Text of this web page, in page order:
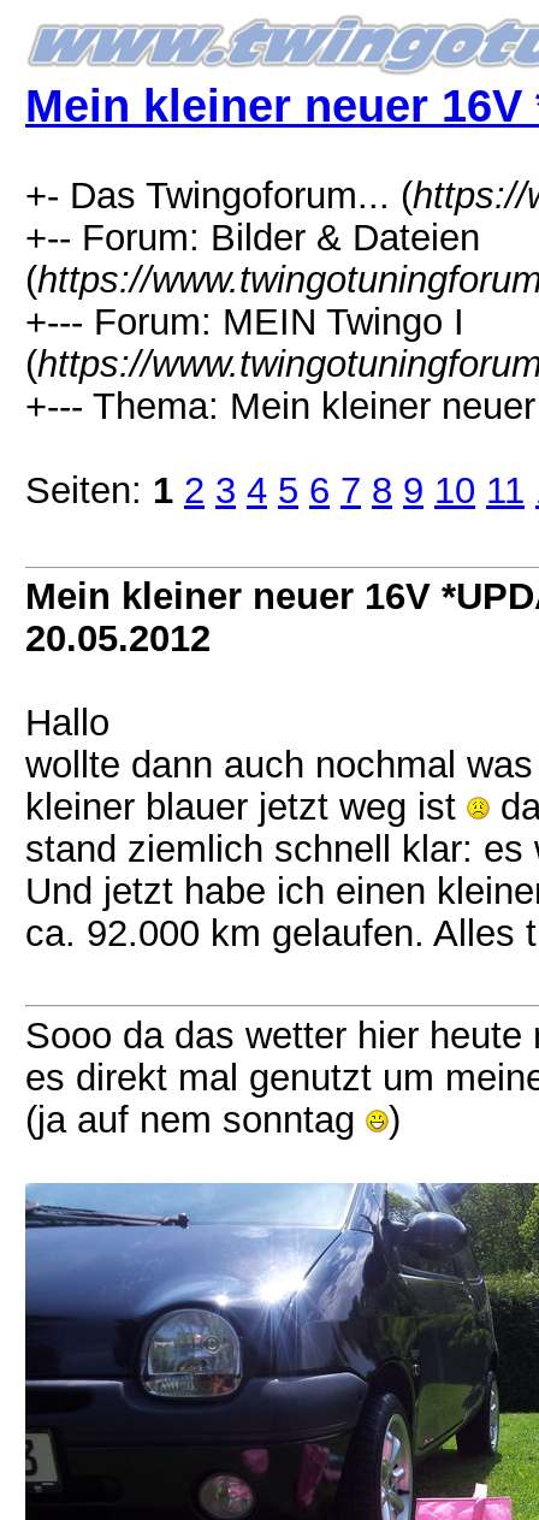
Mein kleiner neuer 16V
+- Das Twingoforum... (https://
+-- Forum: Bilder & Dateien
(https://
+--- Forum: MEIN Twingo I
(https://
+--- Thema: Mein kleiner
Seiten: 1 2 3 4 5 6 7 8 9 10 11
Mein kleiner neuer 16V
20.05.2012
Hallo
wollte dann auch nochmal
kleiner blauer jetzt weg ist
stand ziemlich schnell klar: es
Und jetzt habe ich einen
ca. 92.000 km gelaufen. Alles
Sooo da das wetter hier
es direkt mal genutzt um
(ja auf nem sonntag
)